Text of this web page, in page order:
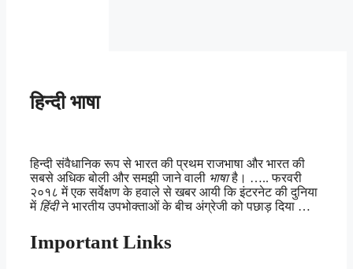
हिन्दी भाषा
हिन्दी संवैधानिक रूप से भारत की प्रथम राजभाषा और भारत की
सबसे अधिक बोली और समझी जाने वाली भाषाहै। ….. फरवरी
२०१८ में एक सर्वेक्षण के हवाले से खबर आयी कि इंटरनेट की दुनिया
में हिंदीने भारतीय उपभोक्ताओं के बीच अंग्रेजी को पछाड़ दिया …
Important Links